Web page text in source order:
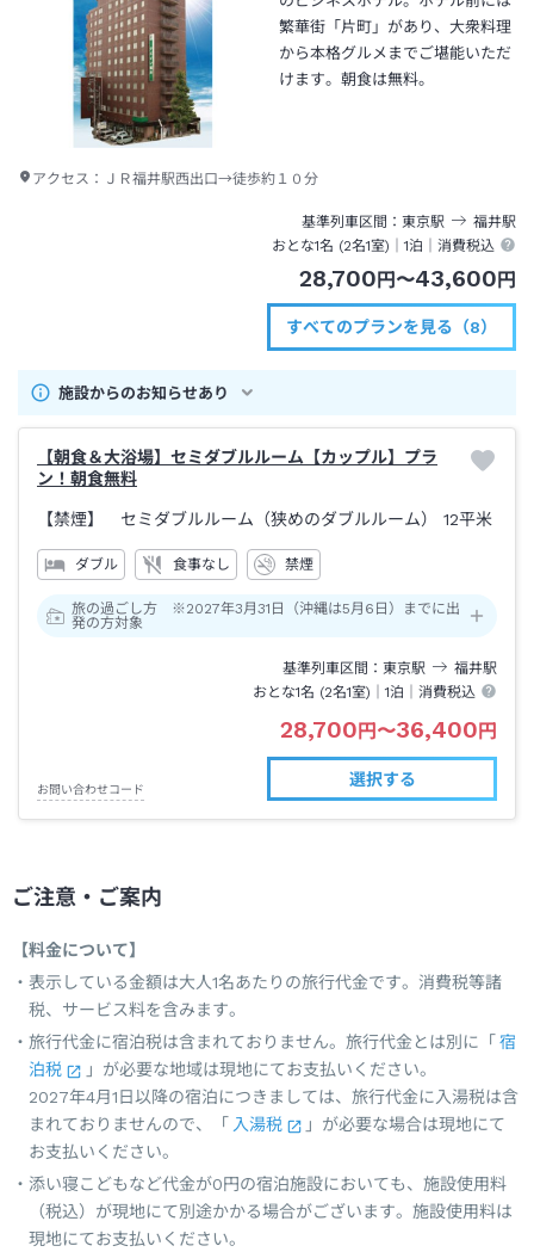
繁華街「片町」があり、大衆料理
から本格グルメまでご堪能いただ
けます。朝食は無料。
アクセス： ＪＲ福井駅西出口→徒歩約１０分
基準列車区間 東京駅 福井駅
おとな1名 (2名1室)｜1泊 ｜消費税込
28,700 円 〜43,600 円
すべてのプランを見る（8）
施設からのお知らせあり
【朝食＆大浴場】セミダブルルーム【カップル】プラ
ン！朝食無料
【禁煙】 セミダブルルーム（狭めのダブルルーム） 12平米
ダブル 食事なし 禁煙
旅の過ごし方 ※2027年3月31日（沖縄は5月6日）までに出
発の方対象
基準列車区間 東京駅 福井駅
おとな1名 (2名1室)｜1泊 ｜消費税込
28,700 円 〜36,400 円
お問い合わせコード
選択する
ご注意・ご案内
【料金について】
表示している金額は大人1名あたりの旅行代金です。消費税等諸
税、サービス料を含みます。
旅行代金に宿泊税は含まれておりません。旅行代金とは別に「 宿
泊税
」が必要な地域は現地にてお支払いください。
2027年4月1日以降の宿泊につきましては、旅行代金に入湯税は含
まれておりませんので、「 入湯税
」が必要な場合は現地にて
お支払いください。
添い寝こどもなど代金が0円の宿泊施設においても、施設使用料
（税込）が現地にて別途かかる場合がございます。施設使用料は
現地にてお支払いください。